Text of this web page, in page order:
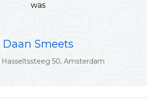
was
Daan Smeets
Hasseltssteeg 50, Amsterdam